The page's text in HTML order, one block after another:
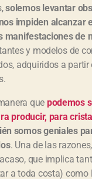
solemos levantar
impiden alcanzar
manifestaciones de
y modelos de
adquiridos a partir
que podemos
producir, para
somos geniales
. Una de las
que implica
a toda costa) como